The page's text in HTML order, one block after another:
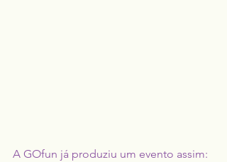
A GOfun já produziu um evento assim: